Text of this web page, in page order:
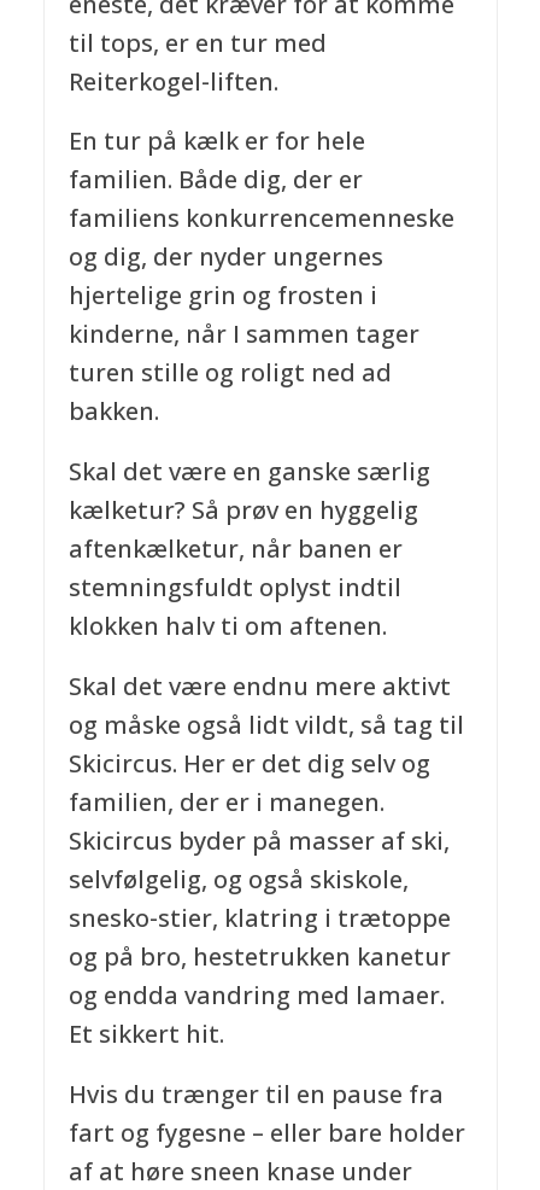
til tops, er en tur med
Reiterkogel-liften.
En tur på kælk er for hele
familien. Både dig, der er
familiens konkurrencemenneske
og dig, der nyder ungernes
hjertelige grin og frosten i
kinderne, når I sammen tager
turen stille og roligt ned ad
bakken.
Skal det være en ganske særlig
kælketur? Så prøv en hyggelig
aftenkælketur, når banen er
stemningsfuldt oplyst indtil
klokken halv ti om aftenen.
Skal det være endnu mere aktivt
og måske også lidt vildt, så tag til
Skicircus. Her er det dig selv og
familien, der er i manegen.
Skicircus byder på masser af ski,
selvfølgelig, og også skiskole,
snesko-stier, klatring i trætoppe
og på bro, hestetrukken kanetur
og endda vandring med lamaer.
Et sikkert hit.
Hvis du trænger til en pause fra
fart og fygesne – eller bare holder
af at høre sneen knase under